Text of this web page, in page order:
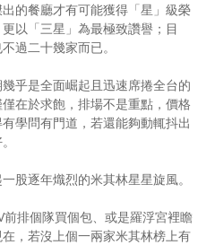
的餐廳才有可能獲得「星」級榮
以「三星」為最極致讚譽；目
過二十幾家而已。
乎是全面崛起且迅速席捲全台的
在於求飽，排場不是重點，價格
學問有門道，若還能夠動輒抖出
股逐年熾烈的米其林星星旋風。
排個隊買個包、或是羅浮宮裡瞻
，若沒上個一兩家米其林榜上有